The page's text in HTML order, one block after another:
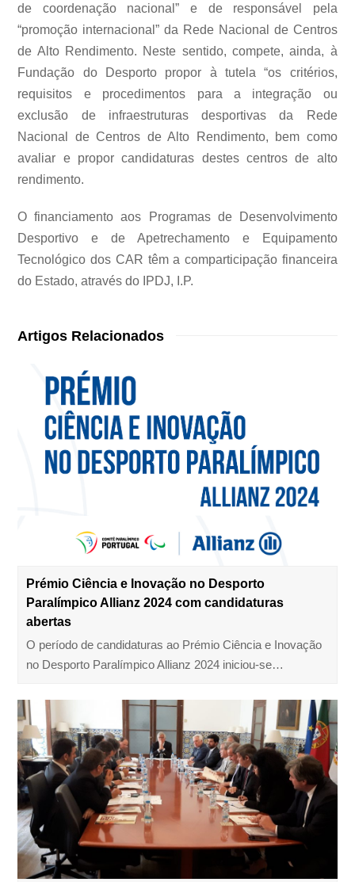
de coordenação nacional” e de responsável pela
“promoção internacional” da Rede Nacional de Centros
de Alto Rendimento. Neste sentido, compete, ainda, à
Fundação do Desporto propor à tutela “os critérios,
requisitos e procedimentos para a integração ou
exclusão de infraestruturas desportivas da Rede
Nacional de Centros de Alto Rendimento, bem como
avaliar e propor candidaturas destes centros de alto
rendimento.
O financiamento aos Programas de Desenvolvimento
Desportivo e de Apetrechamento e Equipamento
Tecnológico dos CAR têm a comparticipação financeira
do Estado, através do IPDJ, I.P.
Artigos Relacionados
Prémio Ciência e Inovação no Desporto
Paralímpico Allianz 2024 com candidaturas
abertas
O período de candidaturas ao Prémio Ciência e Inovação
no Desporto Paralímpico Allianz 2024 iniciou-se…